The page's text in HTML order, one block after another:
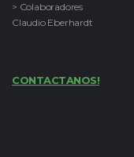
> Colaboradores
Claudio Eberhardt
CONTACTANOS!